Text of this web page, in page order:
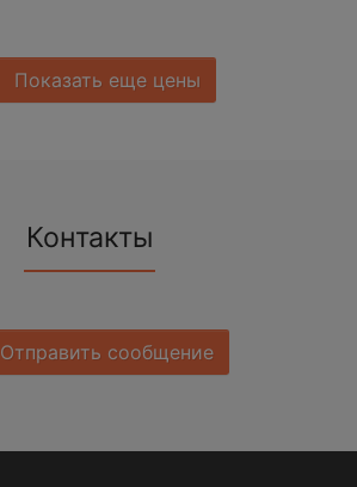
Показать еще цены
Контакты
Отправить сообщение